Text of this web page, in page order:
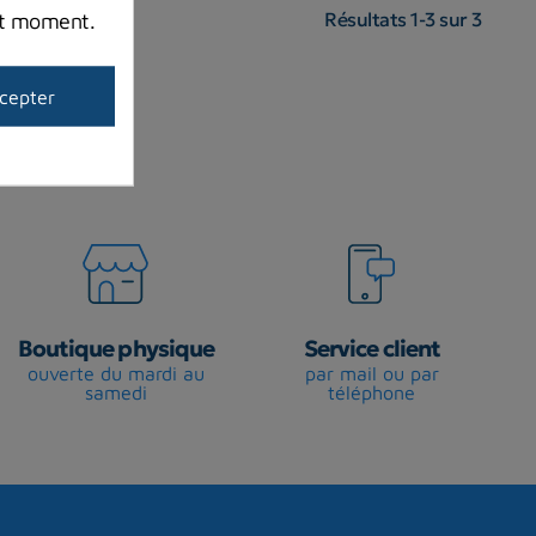
Résultats 1-3 sur 3
Boutique physique
ouverte du mardi au
samedi
Service client
par mail ou par
téléphone
moment.